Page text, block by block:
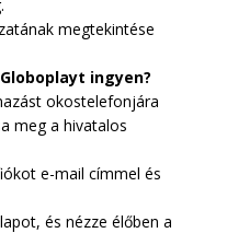
megtekintése
ingyen?
okostelefonjára
meg a hivatalos
e-mail címmel és
és nézze élőben a